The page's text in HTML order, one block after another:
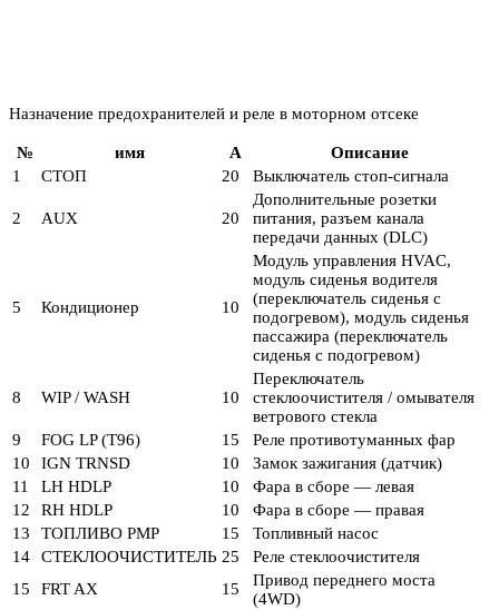
Назначение предохранителей и реле в моторном отсеке
№ имя А
Описание
1
СТОП 20 Выключатель стоп-сигнала
2 AUX 20
Дополнительные розетки
питания, разъем канала
передачи данных (DLC)
5 Кондиционер 10
Модуль управления HVAC,
модуль сиденья водителя
(переключатель сиденья с
подогревом), модуль сиденья
пассажира (переключатель
сиденья с подогревом)
8 WIP / WASH 10
Переключатель
стеклоочистителя / омывателя
ветрового стекла
9
FOG LP (T96) 15
Реле противотуманных фар
10
IGN TRNSD 10
Замок зажигания (датчик)
11
LH HDLP 10
Фара в сборе — левая
12
RH HDLP 10
Фара в сборе — правая
13
ТОПЛИВО PMP 15
Топливный насос
14
СТЕКЛООЧИСТИТЕЛЬ 25
Реле стеклоочистителя
15
FRT AX 15
Привод переднего моста
(4WD)